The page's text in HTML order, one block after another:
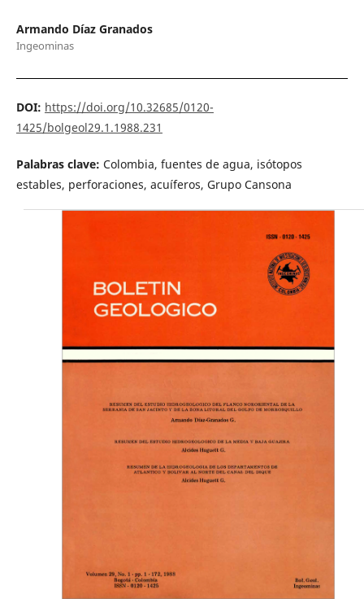
Armando Díaz Granados
Ingeominas
DOI: https://doi.org/10.32685/0120-
1425/bolgeol29.1.1988.231
Palabras clave: Colombia, fuentes de agua, isótopos
estables, perforaciones, acuíferos, Grupo Cansona